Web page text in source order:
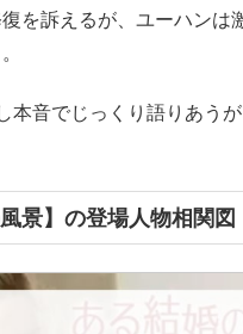
を訴えるが、ユーハンは
本音でじっくり語りあう
景】の登場人物相関図